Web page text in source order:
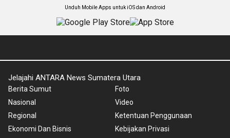
Unduh Mobile Apps untuk iOS dan Android
Jelajahi ANTARA News Sumatera Utara
Berita Sumut
Nasional
Regional
Ekonomi Dan Bisnis
Foto
Video
Ketentuan Penggunaan
Kebijakan Privasi